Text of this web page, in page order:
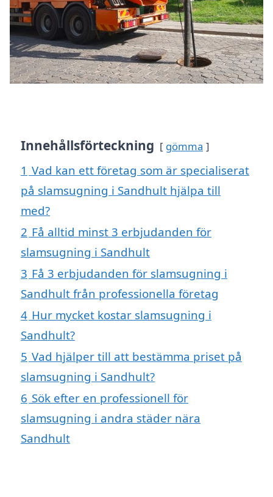
Innehållsförteckning gömma
1 Vad kan ett företag som är specialiserat
på slamsugning i Sandhult hjälpa till
med?
2 Få alltid minst 3 erbjudanden för
slamsugning i Sandhult
3 Få 3 erbjudanden för slamsugning i
Sandhult från professionella företag
4 Hur mycket kostar slamsugning i
Sandhult?
5 Vad hjälper till att bestämma priset på
slamsugning i Sandhult?
6 Sök efter en professionell för
slamsugning i andra städer nära
Sandhult